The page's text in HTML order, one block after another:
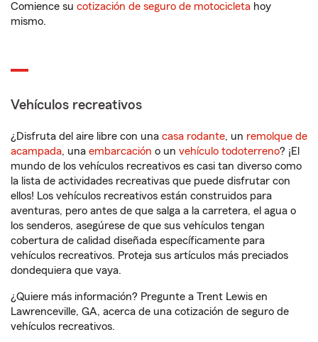
Comience su cotización de seguro de motocicleta hoy
mismo.
Vehículos recreativos
¿Disfruta del aire libre con una casa rodante, un remolque de
acampada, una embarcación o un vehículo todoterreno? ¡El
mundo de los vehículos recreativos es casi tan diverso como
la lista de actividades recreativas que puede disfrutar con
ellos! Los vehículos recreativos están construidos para
aventuras, pero antes de que salga a la carretera, el agua o
los senderos, asegúrese de que sus vehículos tengan
cobertura de calidad diseñada específicamente para
vehículos recreativos. Proteja sus artículos más preciados
dondequiera que vaya.
¿Quiere más información? Pregunte a Trent Lewis en
Lawrenceville, GA, acerca de una cotización de seguro de
vehículos recreativos.